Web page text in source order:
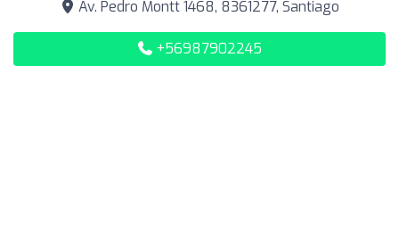
Av. Pedro Montt 1468, 8361277, Santiago
+56987902245